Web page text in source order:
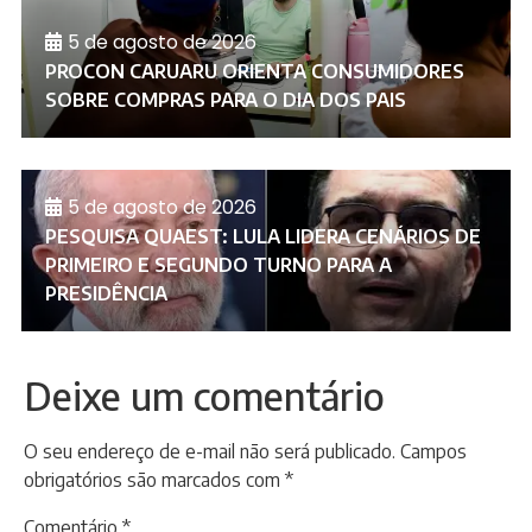
5 de agosto de 2026
PROCON CARUARU ORIENTA CONSUMIDORES
SOBRE COMPRAS PARA O DIA DOS PAIS
5 de agosto de 2026
PESQUISA QUAEST: LULA LIDERA CENÁRIOS DE
PRIMEIRO E SEGUNDO TURNO PARA A
PRESIDÊNCIA
Deixe um comentário
O seu endereço de e-mail não será publicado. Campos
obrigatórios são marcados com *
Comentário *